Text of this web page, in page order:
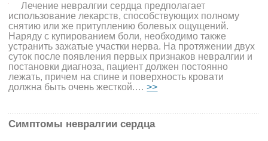
Лечение невралгии сердца предполагает
использование лекарств, способствующих полному
снятию или же притуплению болевых ощущений.
Наряду с купированием боли, необходимо также
устранить зажатые участки нерва. На протяжении двух
суток после появления первых признаков невралгии и
постановки диагноза, пациент должен постоянно
лежать, причем на спине и поверхность кровати
должна быть очень жесткой.…>>
Симптомы невралгии сердца